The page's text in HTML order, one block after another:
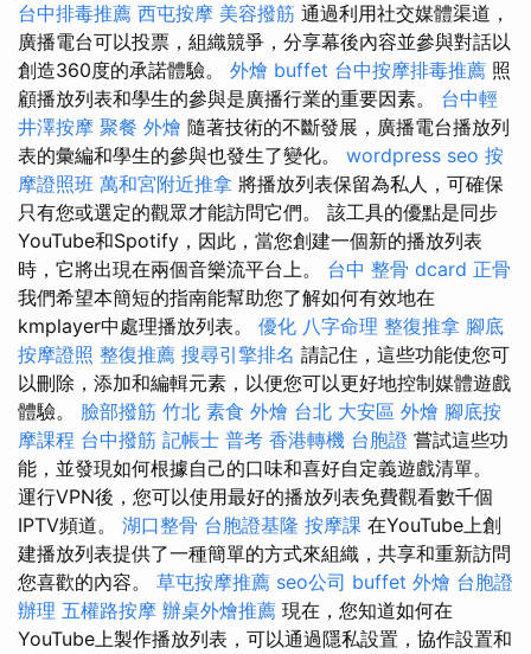
台中排毒推薦 西屯按摩 美容撥筋 通過利用社交媒體渠道，
廣播電台可以投票，組織競爭，分享幕後內容並參與對話以
創造360度的承諾體驗。 外燴 buffet 台中按摩排毒推薦 照
顧播放列表和學生的參與是廣播行業的重要因素。 台中輕
井澤按摩 聚餐 外燴 隨著技術的不斷發展，廣播電台播放列
表的彙編和學生的參與也發生了變化。 wordpress seo 按
摩證照班 萬和宮附近推拿 將播放列表保留為私人，可確保
只有您或選定的觀眾才能訪問它們。 該工具的優點是同步
YouTube和Spotify，因此，當您創建一個新的播放列表
時，它將出現在兩個音樂流平台上。 台中 整骨 dcard 正骨
我們希望本簡短的指南能幫助您了解如何有效地在
kmplayer中處理播放列表。 優化 八字命理 整復推拿 腳底
按摩證照 整復推薦 搜尋引擎排名 請記住，這些功能使您可
以刪除，添加和編輯元素，以便您可以更好地控制媒體遊戲
體驗。 臉部撥筋 竹北 素食 外燴 台北 大安區 外燴 腳底按
摩課程 台中撥筋 記帳士 普考 香港轉機 台胞證 嘗試這些功
能，並發現如何根據自己的口味和喜好自定義遊戲清單。
運行VPN後，您可以使用最好的播放列表免費觀看數千個
IPTV頻道。 湖口整骨 台胞證基隆 按摩課 在YouTube上創
建播放列表提供了一種簡單的方式來組織，共享和重新訪問
您喜歡的內容。 草屯按摩推薦 seo公司 buffet 外燴 台胞證
辦理 五權路按摩 辦桌外燴推薦 現在，您知道如何在
YouTube上製作播放列表，可以通過隱私設置，協作設置和